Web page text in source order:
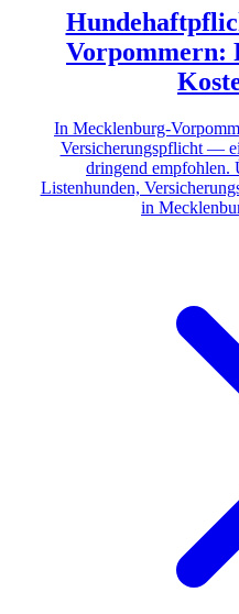
Vorpommern:
In Mecklenburg-
Versicherungspflicht —
dringend empfohlen.
Listenhunden,
in